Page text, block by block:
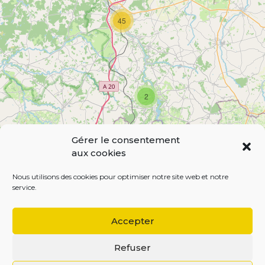
Gérer le consentement
aux cookies
Nous utilisons des cookies pour optimiser notre site web et notre
service.
Accepter
Refuser
s
2
45
Leaflet| Map data ©OpenStreetMapcontributors,
BEGOODINWEB | 2021 ©